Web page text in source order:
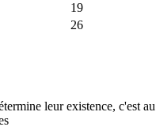
19
26
leur existence, c'est